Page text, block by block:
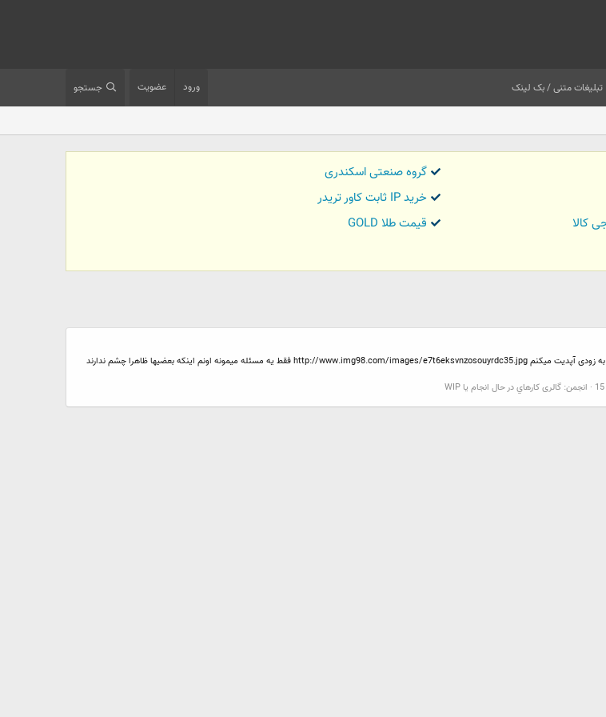
تبلیغات متنی / بک لینک ورود عضویت جستجو
گروه صنعتی اسکندری
خرید IP ثابت کاور تریدر
کالا
قیمت طلا GOLD
با اجازه دوستان کاراکتر سپیناز رو با سانسور ادامه میدم این فعلا آخرین مرحله ای بود که گذاشته بودم به زودی آپدیت میکنم http://www.img98.com/images/e7t6eksvnzosouyrdc35.jpg فقط یه مسئله میمونه اونم اینکه بعضیها ظاهرا چشم ندارند
انجمن: گالری كارهاي در حال انجام يا WIP